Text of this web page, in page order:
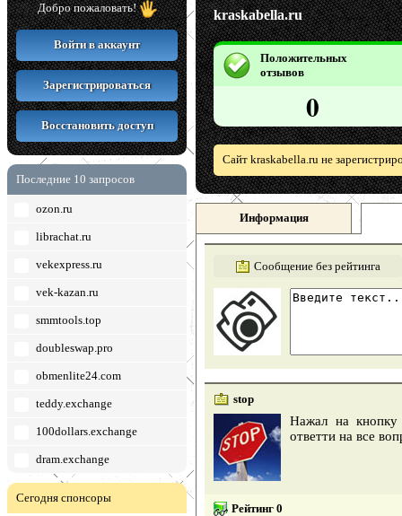
Добро пожаловать!
Войти в аккаунт
Зарегистрироваться
Восстановить доступ
Последние 10 запросов
ozon.ru
librachat.ru
vekexpress.ru
vek-kazan.ru
smmtools.top
doubleswap.pro
obmenlite24.com
teddy.exchange
100dollars.exchange
dram.exchange
Сегодня спонсоры
kraskabella.ru
Положительных
отзывов
0
Сайт kraskabella.ru не
Информация
Сообщение без рейтинга
stop
Нажал на кнопку
ответти на все
Рейтинг 0